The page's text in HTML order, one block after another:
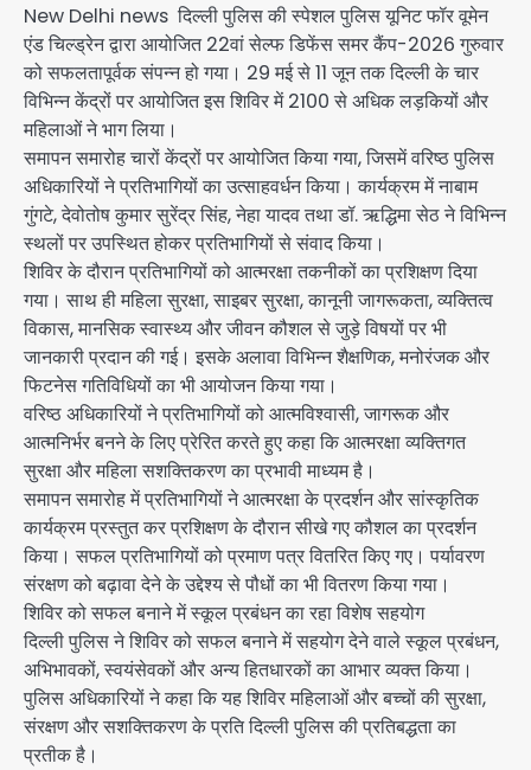
New Delhi news दिल्ली पुलिस की स्पेशल पुलिस यूनिट फॉर वूमेन
एंड चिल्ड्रेन द्वारा आयोजित 22वां सेल्फ डिफेंस समर कैंप-2026 गुरुवार
को सफलतापूर्वक संपन्न हो गया। 29 मई से 11 जून तक दिल्ली के चार
विभिन्न केंद्रों पर आयोजित इस शिविर में 2100 से अधिक लड़कियों और
महिलाओं ने भाग लिया।
समापन समारोह चारों केंद्रों पर आयोजित किया गया, जिसमें वरिष्ठ पुलिस
अधिकारियों ने प्रतिभागियों का उत्साहवर्धन किया। कार्यक्रम में नाबाम
गुंगटे, देवोतोष कुमार सुरेंद्र सिंह, नेहा यादव तथा डॉ. ऋद्धिमा सेठ ने विभिन्न
स्थलों पर उपस्थित होकर प्रतिभागियों से संवाद किया।
शिविर के दौरान प्रतिभागियों को आत्मरक्षा तकनीकों का प्रशिक्षण दिया
गया। साथ ही महिला सुरक्षा, साइबर सुरक्षा, कानूनी जागरूकता, व्यक्तित्व
विकास, मानसिक स्वास्थ्य और जीवन कौशल से जुड़े विषयों पर भी
जानकारी प्रदान की गई। इसके अलावा विभिन्न शैक्षणिक, मनोरंजक और
फिटनेस गतिविधियों का भी आयोजन किया गया।
वरिष्ठ अधिकारियों ने प्रतिभागियों को आत्मविश्वासी, जागरूक और
आत्मनिर्भर बनने के लिए प्रेरित करते हुए कहा कि आत्मरक्षा व्यक्तिगत
सुरक्षा और महिला सशक्तिकरण का प्रभावी माध्यम है।
समापन समारोह में प्रतिभागियों ने आत्मरक्षा के प्रदर्शन और सांस्कृतिक
कार्यक्रम प्रस्तुत कर प्रशिक्षण के दौरान सीखे गए कौशल का प्रदर्शन
किया। सफल प्रतिभागियों को प्रमाण पत्र वितरित किए गए। पर्यावरण
संरक्षण को बढ़ावा देने के उद्देश्य से पौधों का भी वितरण किया गया।
शिविर को सफल बनाने में स्कूल प्रबंधन का रहा विशेष सहयोग
दिल्ली पुलिस ने शिविर को सफल बनाने में सहयोग देने वाले स्कूल प्रबंधन,
अभिभावकों, स्वयंसेवकों और अन्य हितधारकों का आभार व्यक्त किया।
पुलिस अधिकारियों ने कहा कि यह शिविर महिलाओं और बच्चों की सुरक्षा,
संरक्षण और सशक्तिकरण के प्रति दिल्ली पुलिस की प्रतिबद्धता का
प्रतीक है।